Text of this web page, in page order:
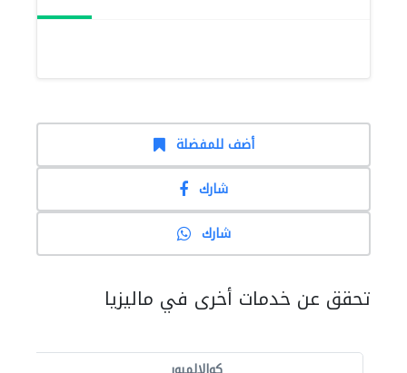
أضف للمفضلة
شارك
شارك
تحقق عن خدمات أخرى في ماليزيا